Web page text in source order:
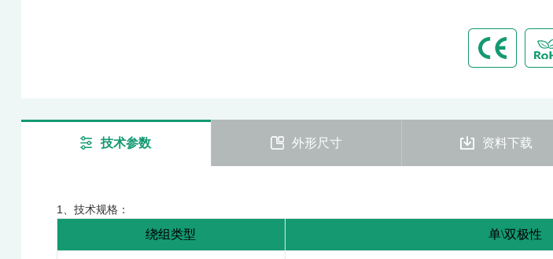
技术参数 外形尺寸 资料下载
1、技术规格：
绕组类型 单\双极性